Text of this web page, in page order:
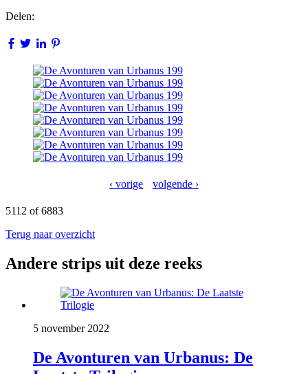
Delen:
‹ vorige volgende ›
5112 of 6883
Terug naar overzicht
Andere strips uit deze reeks
5 november 2022
De Avonturen van Urbanus: De